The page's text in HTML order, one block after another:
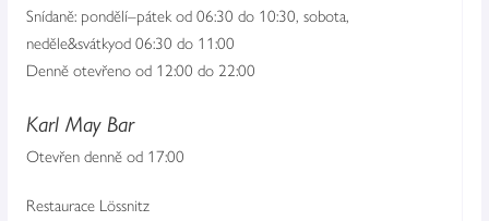
Snídaně: pondělí–pátek od 06:30 do 10:30, sobota,
neděle&svátkyod 06:30 do 11:00
Denně otevřeno od 12:00 do 22:00
Karl May Bar
Otevřen denně od 17:00
Restaurace Lössnitz